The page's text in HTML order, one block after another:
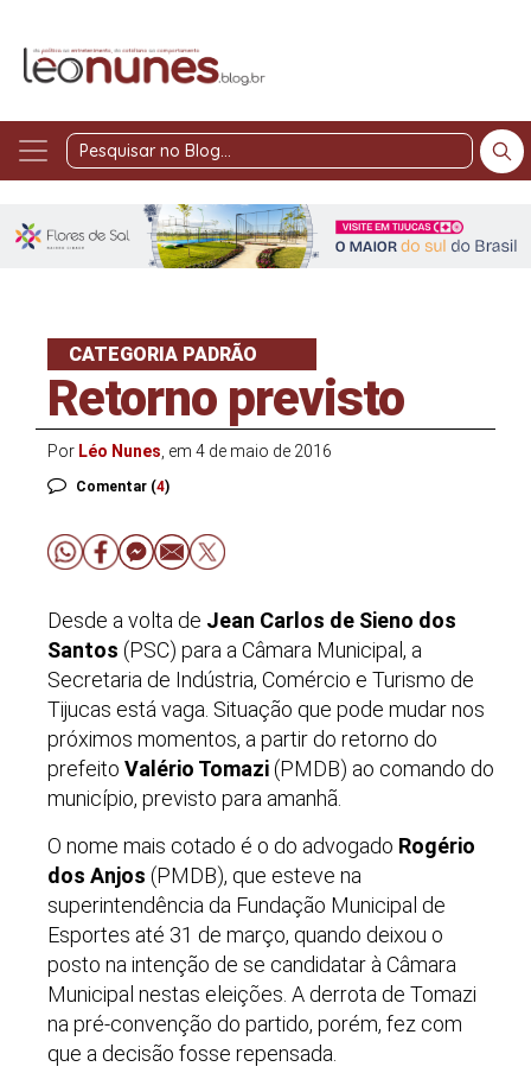
Pesquisar
Blog
CATEGORIA PADRÃO
Retorno previsto
Por Léo Nunes , em 4 de maio de 2016
Comentar (4)
Desde a volta de Jean Carlos de Sieno dos
Santos (PSC) para a Câmara Municipal, a
Secretaria de Indústria, Comércio e Turismo de
Tijucas está vaga. Situação que pode mudar nos
próximos momentos, a partir do retorno do
prefeito Valério Tomazi (PMDB) ao comando do
município, previsto para amanhã.
O nome mais cotado é o do advogado Rogério
dos Anjos (PMDB), que esteve na
superintendência da Fundação Municipal de
Esportes até 31 de março, quando deixou o
posto na intenção de se candidatar à Câmara
Municipal nestas eleições. A derrota de Tomazi
na pré-convenção do partido, porém, fez com
que a decisão fosse repensada.